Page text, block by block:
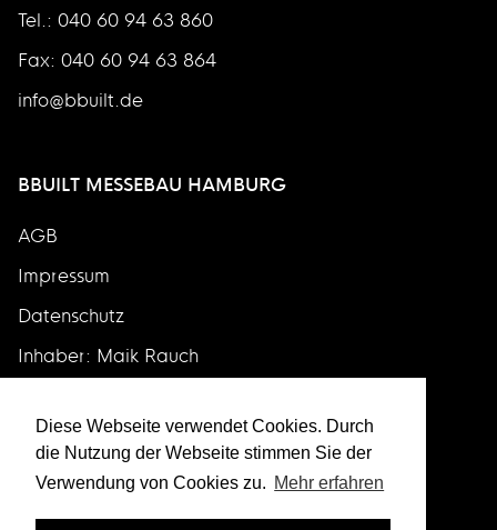
Diese Webseite verwendet Cookies. Durch
die Nutzung der Webseite stimmen Sie der
Verwendung von Cookies zu. Mehr erfahren
Tel.: 040 60 94 63 860
Fax: 040 60 94 63 864
info@bbuilt.de
BBUILT MESSEBAU HAMBURG
AGB
Impressum
Datenschutz
Inhaber: Maik Rauch